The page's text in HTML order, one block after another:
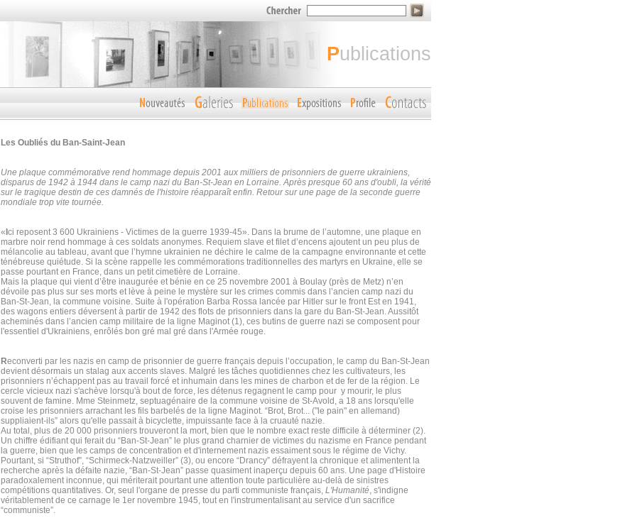
publications
Les Oubliés du Ban-Saint-Jean
Une plaque commémorative rend hommage depuis 2001 aux milliers de prisonniers de guerre ukrainiens,
disparus de 1942 à 1944 dans le camp nazi du Ban-St-Jean en Lorraine. Après presque 60 ans d'oubli, la vérité
sur le tragique destin de ces damnés de l'histoire réapparaît enfin. Retour sur une page de la seconde guerre
mondiale trop vite tournée.
« ci reposent 3 600 Ukrainiens - Victimes de la guerre 1939-45». Dans la brume de l’automne, une plaque en
marbre noir rend hommage à ces soldats anonymes. Requiem slave et filet d’encens ajoutent un peu plus de
mélancolie au tableau, avant que l’hymne ukrainien ne déchire le calme de la campagne environnante et cette
ténébreuse quiétude. Si la scène rappelle les commémorations traditionnelles des martyrs en Ukraine, elle se
passe pourtant en France, dans un petit cimetière de Lorraine.
Mais la plaque qui vient d’être inaugurée et bénie en ce 25 novembre 2001 à Boulay (près de Metz) n’en
dévoile pas plus sur ses morts et lève à peine le mystère sur les crimes commis dans l’ancien camp nazi du
Ban-St-Jean, la commune voisine. Suite à l'opération Barba Rossa lancée par Hitler sur le front Est en 1941,
des wagons entiers déversent à partir de 1942 des flots de prisonniers dans la gare du Ban-St-Jean. Aussitôt
acheminés dans l’ancien camp militaire de la ligne Maginot (1), ces butins de guerre nazi se composent pour
l'essentiel d'Ukrainiens, enrôlés bon gré mal gré dans l'Armée rouge.
Reconverti par les nazis en camp de prisonnier de guerre français depuis l’occupation, le camp du Ban-St-Jean
devient désormais un stalag aux accents slaves. Malgré les tâches quotidiennes chez les cultivateurs, les
prisonniers n’échappent pas au travail forcé et inhumain dans les mines de charbon et de fer de la région. Le
cercle vicieux nazi s'achève lorsqu'à bout de force, les détenus regagnent le camp pour y mourir, le plus
souvent de famine. Mme Steinmetz, septuagénaire de la commune voisine de St-Avold, a 18 ans lorsqu'elle
croise les prisonniers arrachant les fils barbelés de la ligne Maginot. “Brot, Brot... ("le pain" en allemand)
suppliaient-ils” alors qu'elle passait à bicyclette, impuissante face à la cruauté nazie.
Au total, plus de 20 000 prisonniers trouveront la mort, bien que le nombre exact reste difficile à déterminer (2).
Un chiffre édifiant qui ferait du “Ban-St-Jean” le plus grand charnier de victimes du nazisme en France pendant
la guerre, bien que les camps de concentration et d'internement nazis essaiment sous le régime de Vichy.
Pourtant, si “Struthof”, “Schirmeck-Natzweiller” (3), ou encore “Drancy” défrayent la chronique et alimentent la
recherche après la défaite nazie, “Ban-St-Jean” passe quasiment inaperçu depuis 60 ans. Une page d'Histoire
paradoxalement inconnue, qui mériterait pourtant une attention toute particulière au-delà de sinistres
compétitions quantitatives. Or, seul l'organe de presse du parti communiste français, L'Humanité, s'indigne
véritablement de ce carnage le 1er novembre 1945, tout en l'instrumentalisant au service d'un sacrifice
“communiste”.